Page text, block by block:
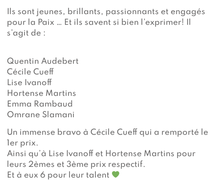
Ils sont jeunes, brillants, passionnants et engagés
pour la Paix … Et ils savent si bien l’exprimer! Il
s’agit de :
Quentin Audebert
Cécile Cueff
Lise Ivanoff
Hortense Martins
Emma Rambaud
Omrane Slamani
Un immense bravo à Cécile Cueff qui a remporté le
1er prix.
Ainsi qu’à Lise Ivanoff et Hortense Martins pour
leurs 2èmes et 3ème prix respectif.
Et à eux 6 pour leur talent